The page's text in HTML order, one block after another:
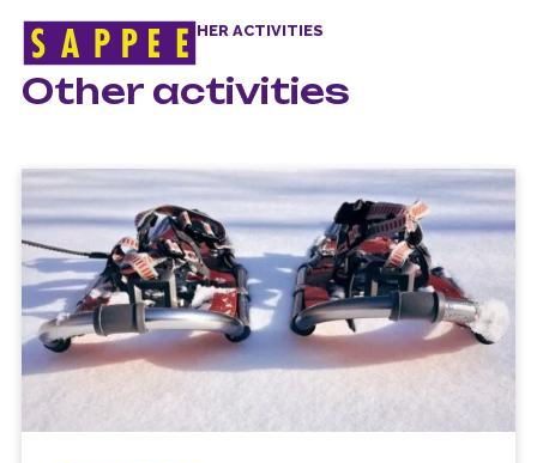
Päävalikko
HOME > WINTER > OTHER ACTIVITIES
Other activities